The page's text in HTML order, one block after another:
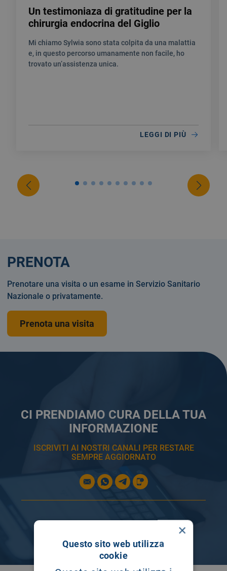
Un testimoniaza di gratitudine per la
chirurgia endocrina del Giglio
Mi chiamo Sylwia sono stata colpita da una malattia
e, in questo percorso umanamente non facile, ho
trovato un’assistenza unica.
LEGGI DI PIÙ
CI PRENDIAMO CURA DELLA TUA
INFORMAZIONE
ISCRIVITI AI NOSTRI CANALI PER RESTARE
SEMPRE AGGIORNATO
PRENOTA
Prenotare una visita o un esame in Servizio Sanitario
Nazionale o privatamente.
Prenota una visita
×
Questo sito web utilizza
cookie